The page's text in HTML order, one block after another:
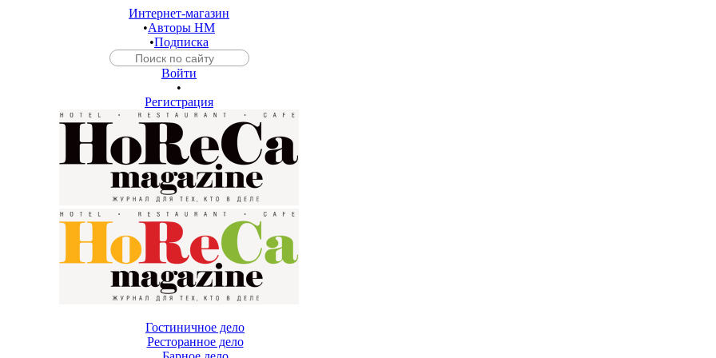
Интернет-магазин
•Авторы HM
•Подписка
Войти
•
Регистрация
Гостиничное дело
Ресторанное дело